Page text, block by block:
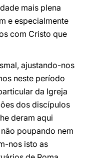
mais plena
e especialmente
com Cristo que
ajustando-nos
neste período
da Igreja
dos discípulos
deram aqui
poupando nem
nos isto as